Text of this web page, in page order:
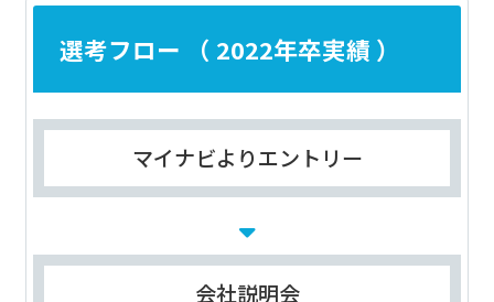
選考フロー （ 2022年卒実績 ）
マイナビよりエントリー
会社説明会